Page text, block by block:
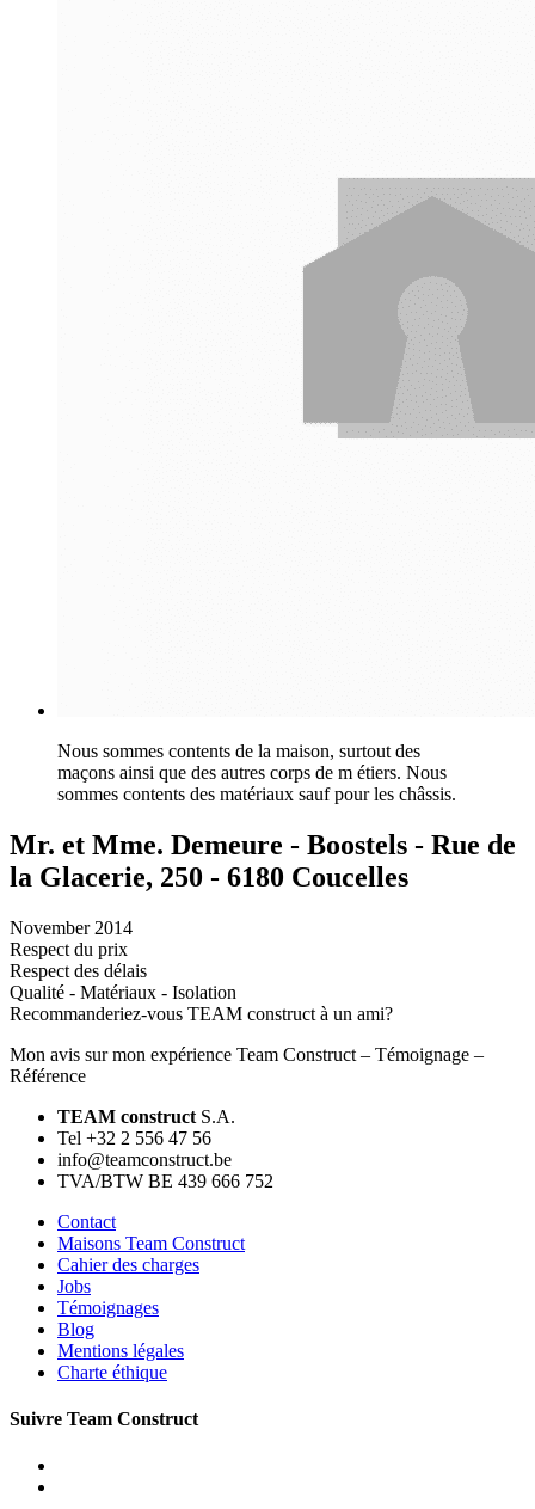
Nous sommes contents de la maison, surtout des
maçons ainsi que des autres corps de m étiers. Nous
sommes contents des matériaux sauf pour les châssis.
Mr. et Mme. Demeure - Boostels - Rue de
la Glacerie, 250 - 6180 Coucelles
November 2014
Respect du prix
Respect des délais
Qualité - Matériaux - Isolation
Recommanderiez-vous TEAM construct à un ami?
Mon avis sur mon expérience Team Construct – Témoignage –
Référence
TEAM construct S.A.
Tel +32 2 556 47 56
info@teamconstruct.be
TVA/BTW BE 439 666 752
Contact
Maisons Team Construct
Cahier des charges
Jobs
Témoignages
Blog
Mentions légales
Charte éthique
Suivre Team Construct